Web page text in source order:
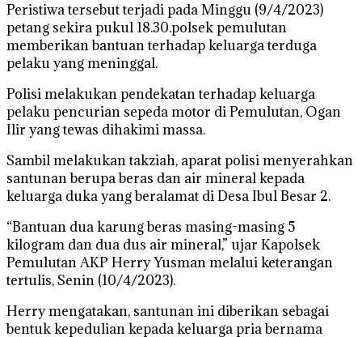
Peristiwa tersebut terjadi pada Minggu (9/4/2023)
petang sekira pukul 18.30.polsek pemulutan
memberikan bantuan terhadap keluarga terduga
pelaku yang meninggal.
Polisi melakukan pendekatan terhadap keluarga
pelaku pencurian sepeda motor di Pemulutan, Ogan
Ilir yang tewas dihakimi massa.
Sambil melakukan takziah, aparat polisi menyerahkan
santunan berupa beras dan air mineral kepada
keluarga duka yang beralamat di Desa Ibul Besar 2.
“Bantuan dua karung beras masing-masing 5
kilogram dan dua dus air mineral,” ujar Kapolsek
Pemulutan AKP Herry Yusman melalui keterangan
tertulis, Senin (10/4/2023).
Herry mengatakan, santunan ini diberikan sebagai
bentuk kepedulian kepada keluarga pria bernama